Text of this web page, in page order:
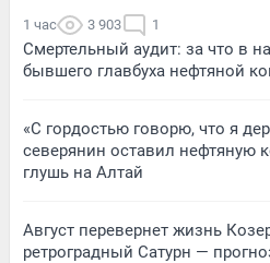
1 час 3 903 1
Смертельный аудит: за что в
бывшего главбуха нефтяной
«С гордостью говорю, что я
северянин оставил нефтяную
глушь на Алтай
Август перевернет жизнь
ретроградный Сатурн —